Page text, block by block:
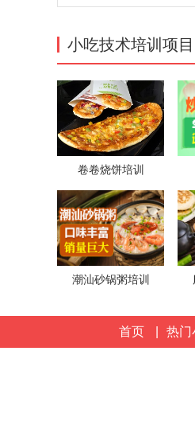
小吃技术培训项目
卷卷烧饼培训
潮汕砂锅粥培训
首页 热门